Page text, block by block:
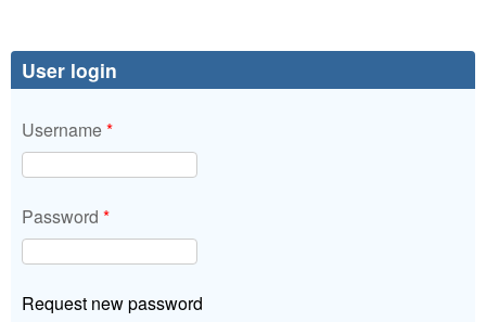
User login
Username*
Password *
Request new password